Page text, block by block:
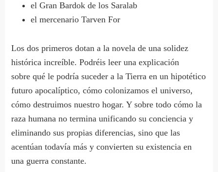
el Gran Bardok de los Saralab
el mercenario Tarven For
Los dos primeros dotan a la novela de una solidez
histórica increíble. Podréis leer una explicación
sobre qué le podría suceder a la Tierra en un hipotético
futuro apocalíptico, cómo colonizamos el universo,
cómo destruimos nuestro hogar. Y sobre todo cómo la
raza humana no termina unificando su conciencia y
eliminando sus propias diferencias, sino que las
acentúan todavía más y convierten su existencia en
una guerra constante.